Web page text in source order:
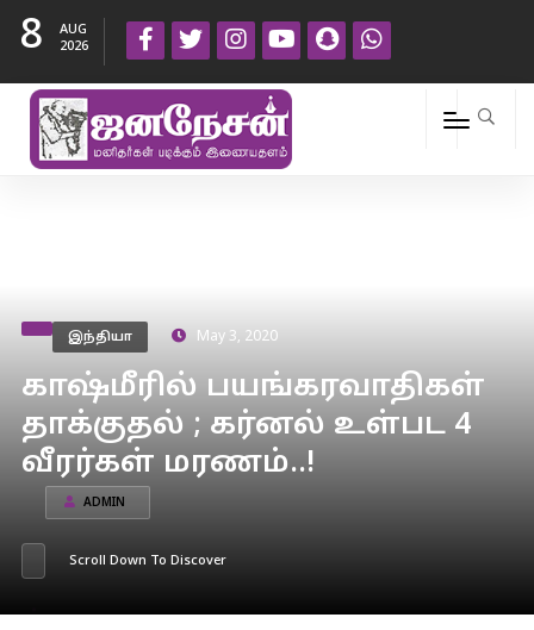
8
AUG
2026
இந்தியா May 3, 2020
காஷ்மீரில் பயங்கரவாதிகள்
தாக்குதல் ; கர்னல் உள்பட 4
வீரர்கள் மரணம்..!
ADMIN
Scroll Down To Discover